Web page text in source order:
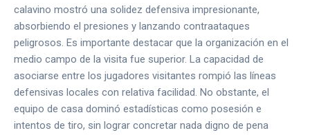
calavino mostró una solidez defensiva impresionante,
absorbiendo el presiones y lanzando contraataques
peligrosos. Es importante destacar que la organización en el
medio campo de la visita fue superior. La capacidad de
asociarse entre los jugadores visitantes rompió las líneas
defensivas locales con relativa facilidad. No obstante, el
equipo de casa dominó estadísticas como posesión e
intentos de tiro, sin lograr concretar nada digno de pena